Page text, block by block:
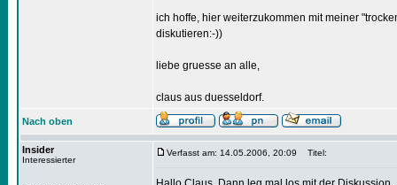
ich hoffe, hier weiterzukommen mit meiner
diskutieren:-))
liebe gruesse an alle,
claus aus duesseldorf.
Nach oben
Insider
Interessierter
Verfasst am: 14.05.2006, 20:09 Titel: